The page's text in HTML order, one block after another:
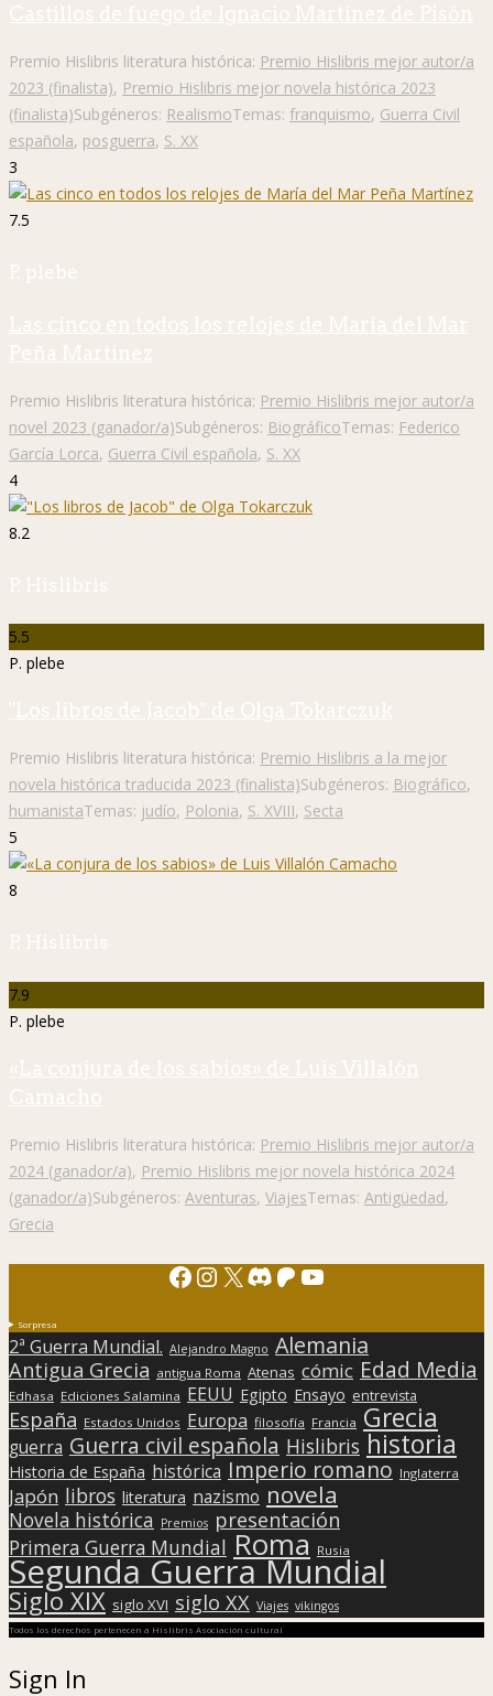
Castillos de fuego de Ignacio Martínez de Pisón
Premio Hislibris literatura histórica: Premio Hislibris mejor autor/a
2023 (finalista), Premio Hislibris mejor novela histórica 2023
(finalista)Subgéneros: RealismoTemas: franquismo, Guerra Civil
española, posguerra, S. XX
3
7.5
P. plebe
Las cinco en todos los relojes de María del Mar
Peña Martínez
Premio Hislibris literatura histórica: Premio Hislibris mejor autor/a
novel 2023 (ganador/a)Subgéneros: BiográficoTemas: Federico
García Lorca, Guerra Civil española, S. XX
4
8.2
P. Hislibris
5.5
P. plebe
"Los libros de Jacob" de Olga Tokarczuk
Premio Hislibris literatura histórica: Premio Hislibris a la mejor
novela histórica traducida 2023 (finalista)Subgéneros: Biográfico,
humanistaTemas: judío, Polonia, S. XVIII, Secta
5
8
P. Hislibris
7.9
P. plebe
«La conjura de los sabios» de Luis Villalón
Camacho
Premio Hislibris literatura histórica: Premio Hislibris mejor autor/a
2024 (ganador/a), Premio Hislibris mejor novela histórica 2024
(ganador/a)Subgéneros: Aventuras, ViajesTemas: Antigüedad,
Grecia
Facebook
Instagram
X Discord
Patreon
YouTube
Sorpresa
2ª Guerra Mundial. Alejandro Magno Alemania
Antigua Grecia antigua Roma Atenas cómic Edad Media
Edhasa Ediciones Salamina EEUU Egipto Ensayo entrevista
España Estados Unidos Europa filosofía Francia Grecia
guerra Guerra civil española Hislibris historia
Historia de España histórica Imperio romano Inglaterra
Japón libros literatura nazismo novela
Novela histórica Premios presentación
Primera Guerra Mundial Roma Rusia
Segunda Guerra Mundial
Siglo XIX siglo XVI siglo XX Viajes vikingos
Todos los derechos pertenecen a Hislibris Asociación cultural
Sign In